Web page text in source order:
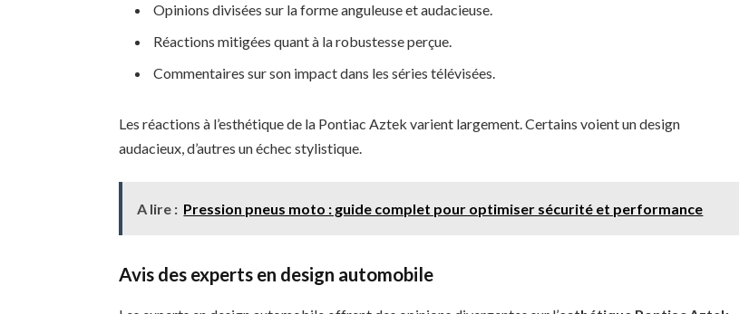
Opinions divisées sur la forme anguleuse et audacieuse.
Réactions mitigées quant à la robustesse perçue.
Commentaires sur son impact dans les séries télévisées.
Les réactions à l’esthétique de la Pontiac Aztek varient largement. Certains voient un design
audacieux, d’autres un échec stylistique.
A lire : Pression pneus moto : guide complet pour optimiser sécurité et performance
Avis des experts en design automobile